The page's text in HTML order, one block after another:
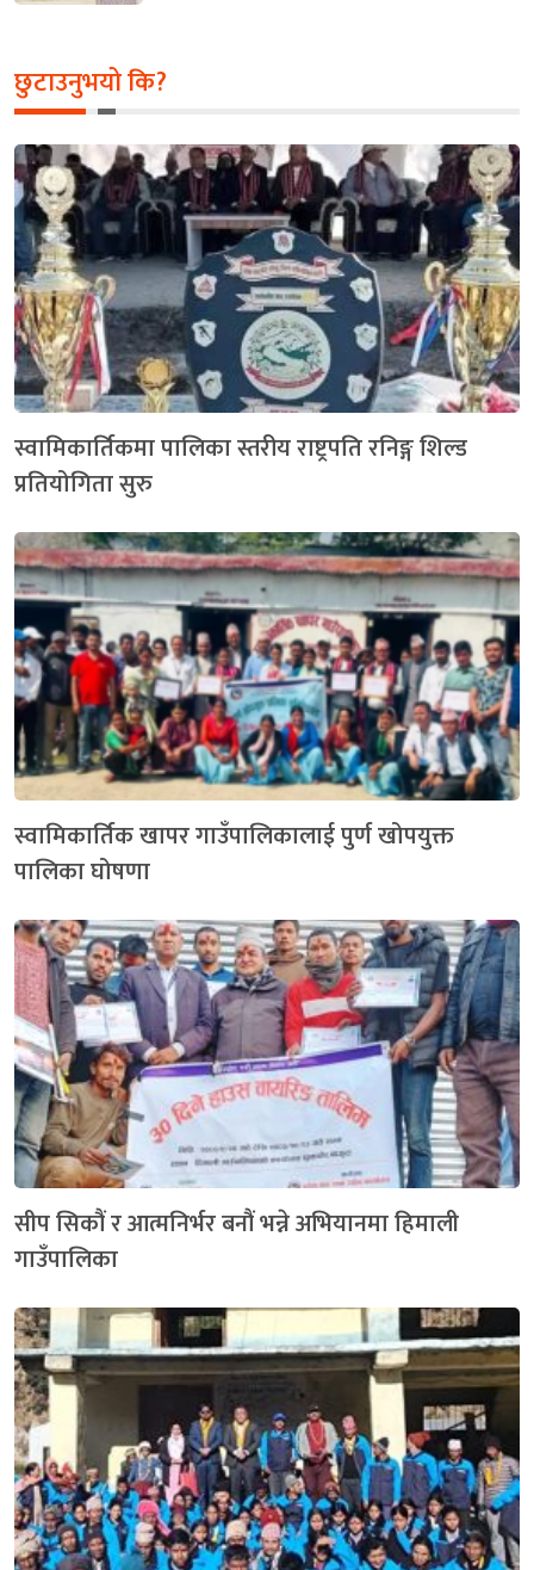
छुटाउनुभयो कि?
स्वामिकार्तिकमा पालिका स्तरीय राष्ट्रपति रनिङ्ग शिल्ड
प्रतियोगिता सुरु
स्वामिकार्तिक खापर गाउँपालिकालाई पुर्ण खोपयुक्त
पालिका घोषणा
सीप सिकौं र आत्मनिर्भर बनौं भन्ने अभियानमा हिमाली
गाउँपालिका